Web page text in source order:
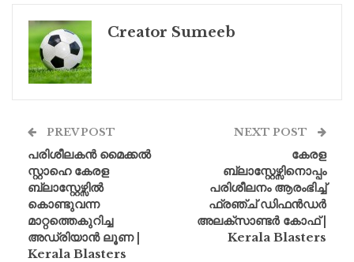
Creator Sumeeb
PREV POST
പരിശീലകൻ മൈക്കൽ
സ്റ്റാഹെ കേരള
ബ്ലാസ്റ്റേഴ്സിൽ
കൊണ്ടുവന്ന
മാറ്റത്തെകുറിച്ച
അഡ്രിയാൻ ലൂണ |
Kerala Blasters
NEXT POST
കേരള
ബ്ലാസ്റ്റേഴ്സിനൊപ്പം
പരിശീലനം ആരംഭിച്ച്
ഫ്രഞ്ച് ഡിഫൻഡർ
അലക്സാണ്ടർ കോഫ് |
Kerala Blasters